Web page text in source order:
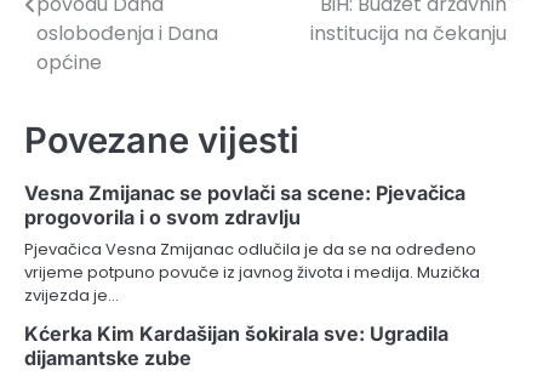
oslobođenja i Dana
općine
institucija na čekanju
Povezane vijesti
Vesna Zmijanac se povlači sa scene: Pjevačica
progovorila i o svom zdravlju
Pjevačica Vesna Zmijanac odlučila je da se na određeno
vrijeme potpuno povuče iz javnog života i medija. Muzička
zvijezda je…
Kćerka Kim Kardašijan šokirala sve: Ugradila
dijamantske zube